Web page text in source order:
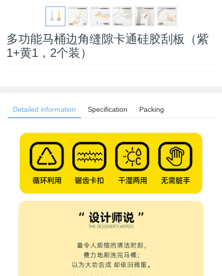
多功能马桶边角缝隙卡通硅胶刮板（紫
1+黄1，2个装）
Detailed information Specification Packing